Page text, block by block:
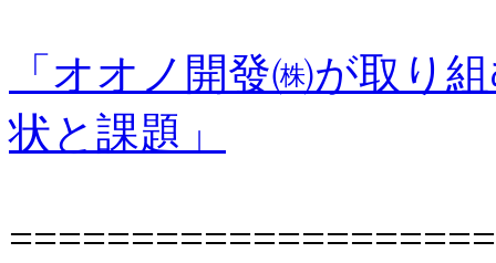
「オオノ開發㈱が取り
状と課題」